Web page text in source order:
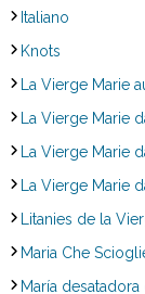
Italiano
Knots
La Vierge Marie
La Vierge Marie
La Vierge Marie
La Vierge Marie
Litanies de la
Maria Che
María